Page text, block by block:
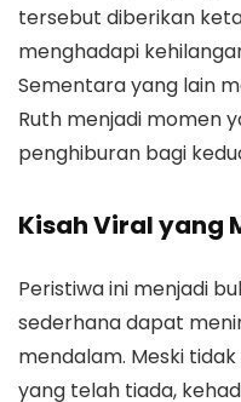
tersebut diberikan
menghadapi
Sementara yang lain
Ruth menjadi momen
penghiburan bagi
Kisah Viral yang
Peristiwa ini menjadi
sederhana dapat
mendalam. Meski
yang telah tiada,